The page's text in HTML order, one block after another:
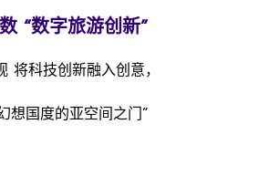
“数字旅游创新”
将科技创新融入创意，
想国度的亚空间之门”